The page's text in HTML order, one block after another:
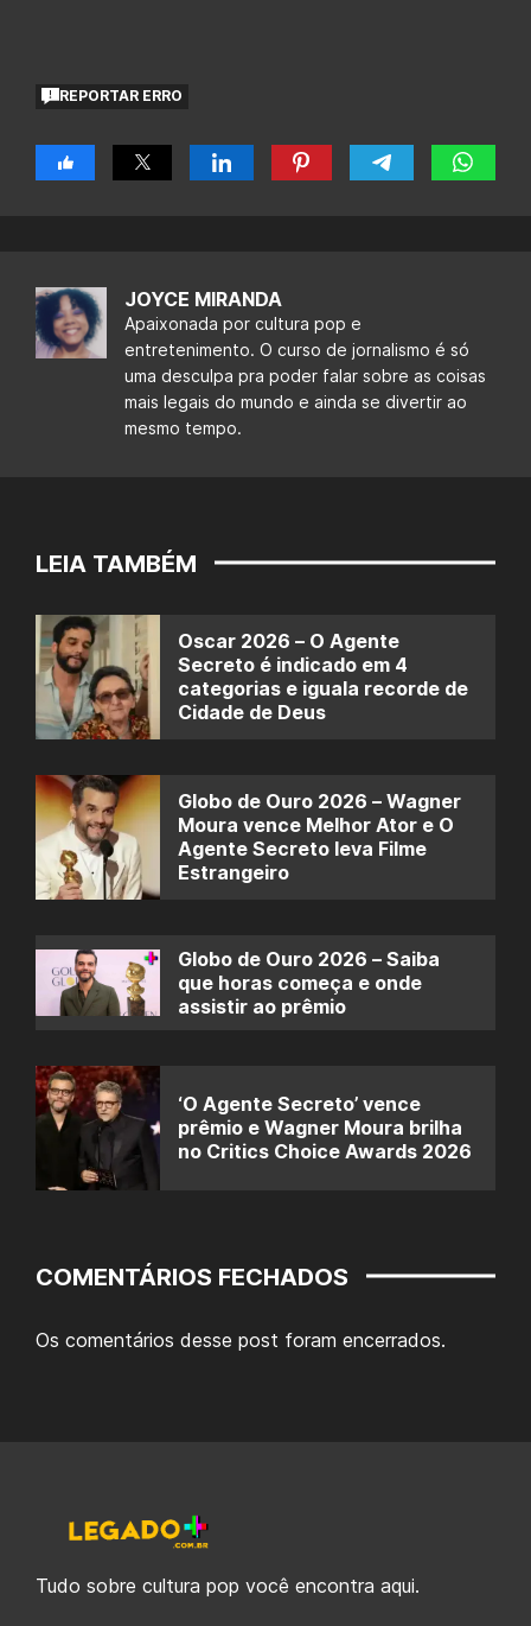
REPORTAR ERRO
JOYCE MIRANDA
Apaixonada por cultura pop e
entretenimento. O curso de jornalismo é só
uma desculpa pra poder falar sobre as coisas
mais legais do mundo e ainda se divertir ao
mesmo tempo.
LEIA TAMBÉM
Oscar 2026 – O Agente
Secreto é indicado em 4
categorias e iguala recorde de
Cidade de Deus
Globo de Ouro 2026 – Wagner
Moura vence Melhor Ator e O
Agente Secreto leva Filme
Estrangeiro
Globo de Ouro 2026 – Saiba
que horas começa e onde
assistir ao prêmio
‘O Agente Secreto’ vence
prêmio e Wagner Moura brilha
no Critics Choice Awards 2026
COMENTÁRIOS FECHADOS
Os comentários desse post foram encerrados.
Tudo sobre cultura pop você encontra aqui.